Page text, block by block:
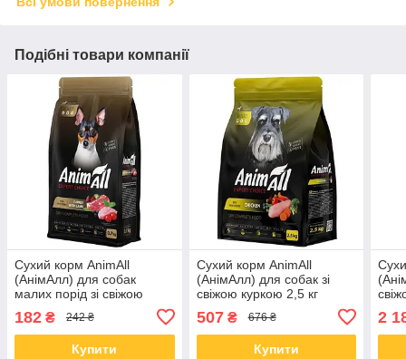
Подібні товари компанії
Сухий корм AnimAll
(АнімАлл) для собак
малих порід зі свіжою
індичкою та ягням 700 гр
182 ₴ 242 ₴
Купити
Сухий корм AnimAll
(АнімАлл) для собак зі
свіжою куркою 2,5 кг
507₴ 676 ₴
Купити
2